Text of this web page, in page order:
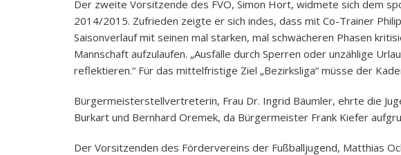
Der zweite Vorsitzende des FVÖ, Simon Hort, widmete sich dem
2014/2015. Zufrieden zeigte er sich indes, dass mit Co-Trainer
Saisonverlauf mit seinen mal starken, mal schwächeren Phasen
Mannschaft aufzulaufen. „Ausfälle durch Sperren oder unzählige
reflektieren.“ Für das mittelfristige Ziel „Bezirksliga“ müsse der
Bürgermeisterstellvertreterin, Frau Dr. Ingrid Bäumler, ehrte die
Burkart und Bernhard Oremek, da Bürgermeister Frank Kiefer
Der Vorsitzenden des Fördervereins der Fußballjugend, Matthias